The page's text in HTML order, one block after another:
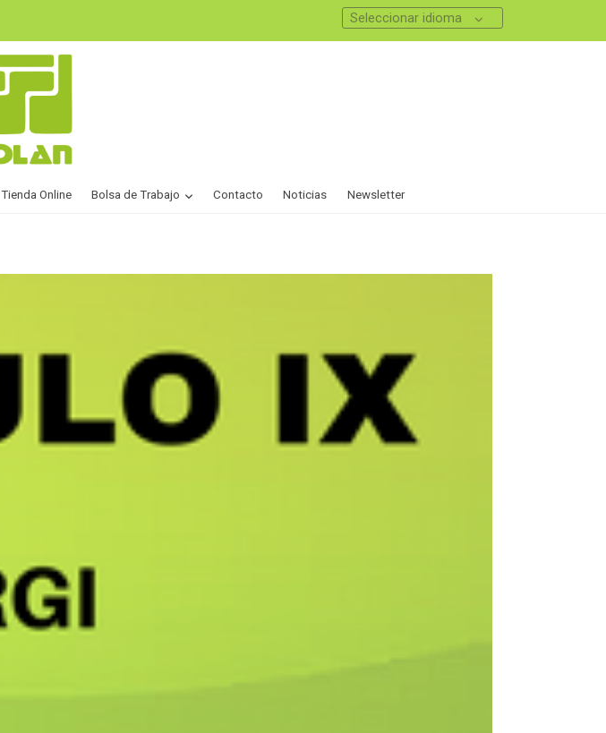
Seleccionar idioma
Tienda Online Bolsa de Trabajo Contacto Noticias Newsletter